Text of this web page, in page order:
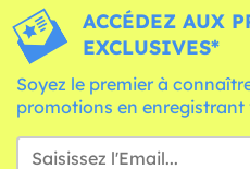
ACCÉDEZ AUX
EXCLUSIVES*
Soyez le premier à
promotions en enregistrant